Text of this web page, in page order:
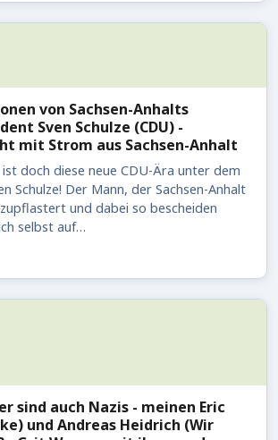
von Sachsen-Anhalts
Sven Schulze (CDU) -
mit Strom aus Sachsen-Anhalt
doch diese neue CDU-Ära unter dem
Schulze! Der Mann, der Sachsen-Anhalt
und dabei so bescheiden
selbst auf…
sind auch Nazis - meinen Eric
und Andreas Heidrich (Wir